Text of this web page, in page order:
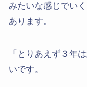
みたいな感じでい
あります。
「とりあえず３年
いです。